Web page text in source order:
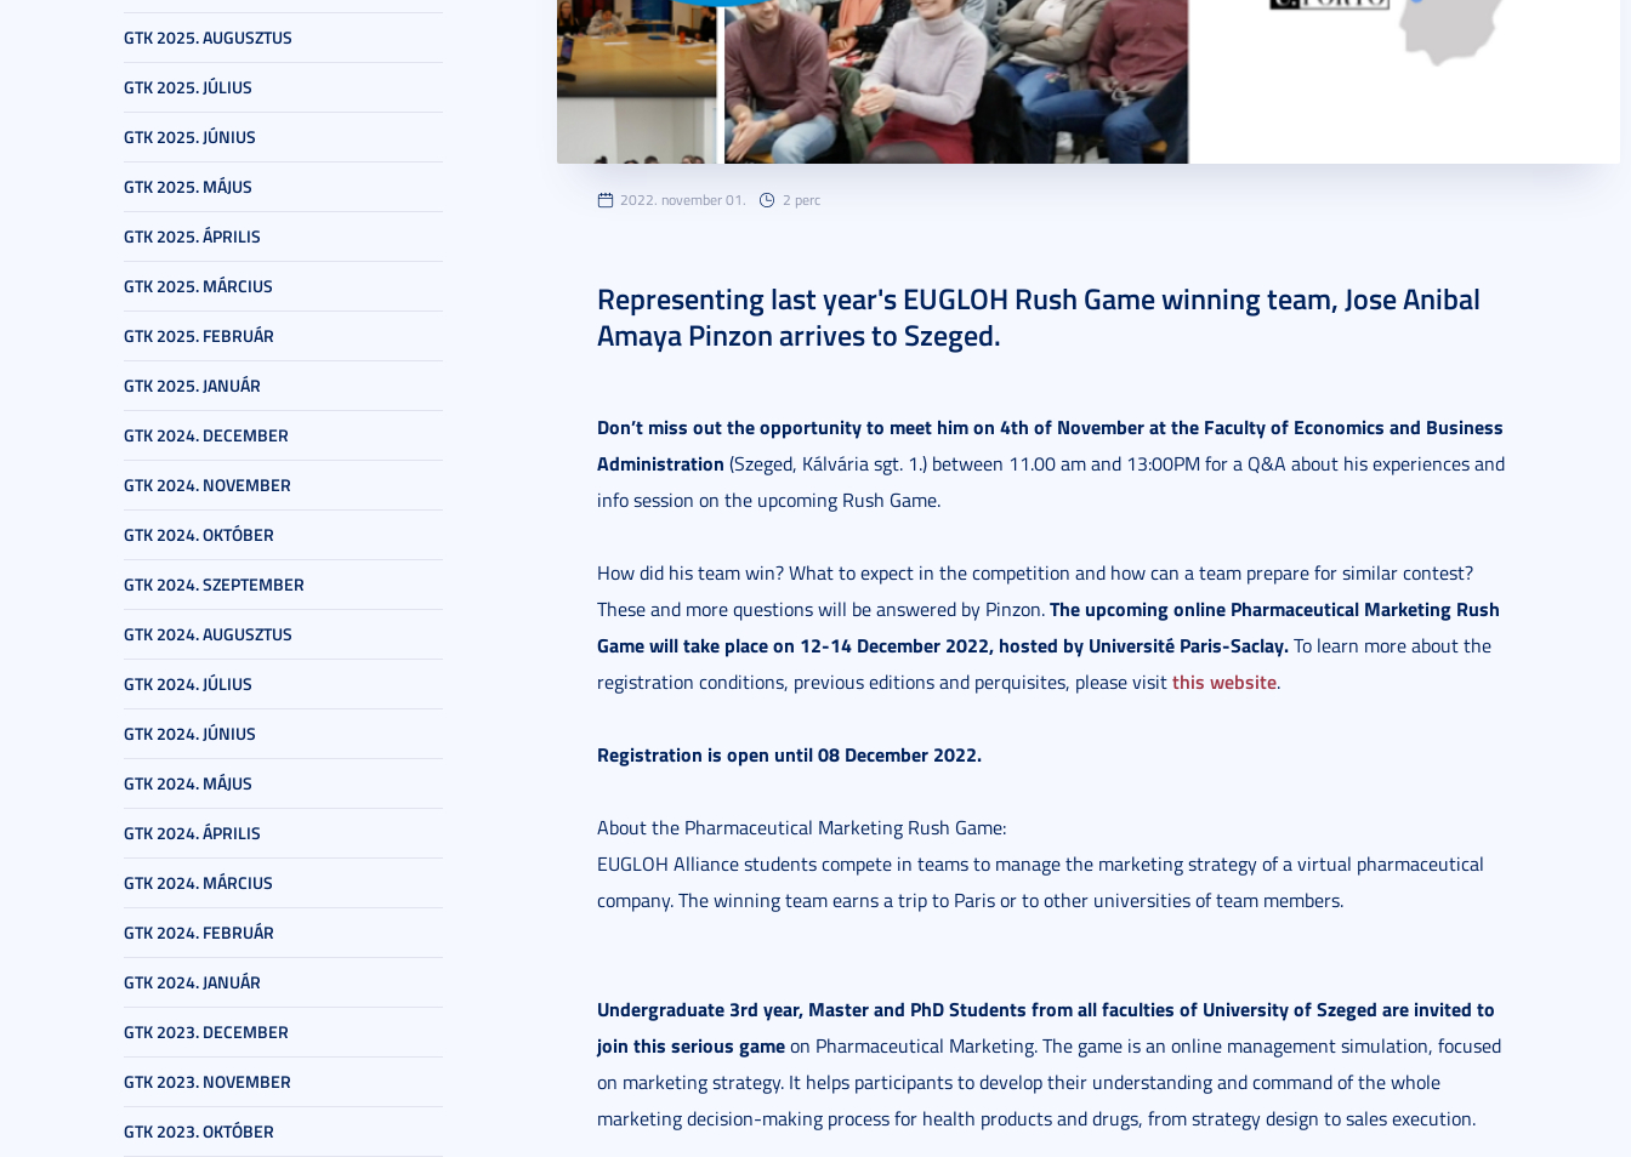
GTK 2025. AUGUSZTUS
GTK 2025. JÚLIUS
GTK 2025. JÚNIUS
GTK 2025. MÁJUS
GTK 2025. ÁPRILIS
GTK 2025. MÁRCIUS
GTK 2025. FEBRUÁR
GTK 2025. JANUÁR
GTK 2024. DECEMBER
GTK 2024. NOVEMBER
GTK 2024. OKTÓBER
GTK 2024. SZEPTEMBER
GTK 2024. AUGUSZTUS
GTK 2024. JÚLIUS
GTK 2024. JÚNIUS
GTK 2024. MÁJUS
GTK 2024. ÁPRILIS
GTK 2024. MÁRCIUS
GTK 2024. FEBRUÁR
GTK 2024. JANUÁR
GTK 2023. DECEMBER
GTK 2023. NOVEMBER
GTK 2023. OKTÓBER
2022. november 01. 2 perc
Representing last year's EUGLOH Rush Game winning team, Jose Anibal
Amaya Pinzon arrives to Szeged.
Don’t miss out the opportunity to meet him on 4th of November at the Faculty of Economics and Business
Administration (Szeged, Kálvária sgt. 1.) between 11.00 am and 13:00PM for a Q&A about his experiences and
info session on the upcoming Rush Game.
How did his team win? What to expect in the competition and how can a team prepare for similar contest?
These and more questions will be answered by Pinzon.The upcoming online Pharmaceutical Marketing Rush
Game will take place on 12-14 December 2022, hosted by Université Paris-Saclay.To learn more about the
registration conditions, previous editions and perquisites, please visitthis website.
Registration is open until 08 December 2022.
About the Pharmaceutical Marketing Rush Game:
EUGLOH Alliance students compete in teams to manage the marketing strategy of a virtual pharmaceutical
company. The winning team earns a trip to Paris or to other universities of team members.
Undergraduate 3rd year, Master and PhD Students from all faculties of University of Szeged are invited to
join this serious gameon Pharmaceutical Marketing. The game is an online management simulation, focused
on marketing strategy. It helps participants to develop their understanding and command of the whole
marketing decision-making process for health products and drugs, from strategy design to sales execution.